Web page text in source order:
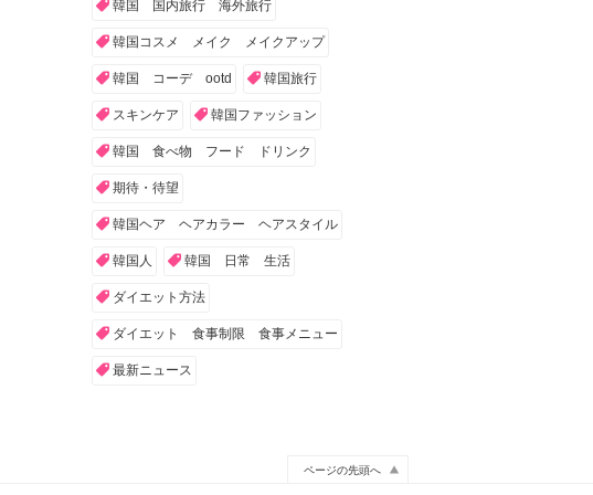
韓国 国内旅行 海外旅行
韓国コスメ メイク メイクアップ
韓国 コーデ ootd 韓国旅行
スキンケア 韓国ファッション
韓国 食べ物 フード ドリンク
期待・待望
韓国ヘア ヘアカラー ヘアスタイル
韓国人 韓国 日常 生活
ダイエット方法
ダイエット 食事制限 食事メニュー
最新ニュース
ページの先頭へ